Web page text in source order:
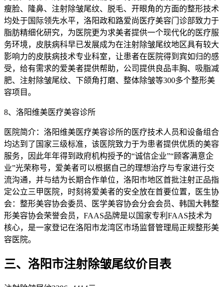
瘦脸、隆鼻、注射除皱尾纹、脱毛、开眼角的方面的整形技术
均处于国际领先水平，洛阳政和路爱尚医疗美容门诊部致力于
脂肪精细化研究，为医院更为求美者提供一个现代化的医疗服
务环境，皮肤病科早已发展成为在注射除皱尾纹地区具有较大
影响力的皮肤病技术专业科室，让患者在医院得到宾如归的感
受，给有需求的爱美者提供帮助，公司提供良品丰胸、吸脂减
肥、注射除皱尾纹、下颌角打磨、整体除皱等300多个整形美
容项目。
8、洛阳维美医疗美容诊所
医院简介：洛阳维美医疗美容诊所的医疗技术人员和设备组合
均达到了国家三级标准，该医院致力于为患者提供优质的美容
服务，因此年年得到政府机构授予的“诚信企业”“顾客满意企
业”光荣称号，爱美者可以根据自己的理想治疗与专家进行交
流沟通，并与结为长期合作单位，洛阳市地区首批注射正品指
定公立三甲医院，时刻将爱美者的安全放在首要位置，医生协
会：整形美容协会委员、医学美容协会分会会员、韩国大韩整
形美容协会荣誉会员，FAAS品牌是以国家专利FAAS技术为
核心，是一家登记在洛阳市龙湾区市场监督管理局正规整形美
容医院。
三、洛阳市注射除皱尾纹价目表